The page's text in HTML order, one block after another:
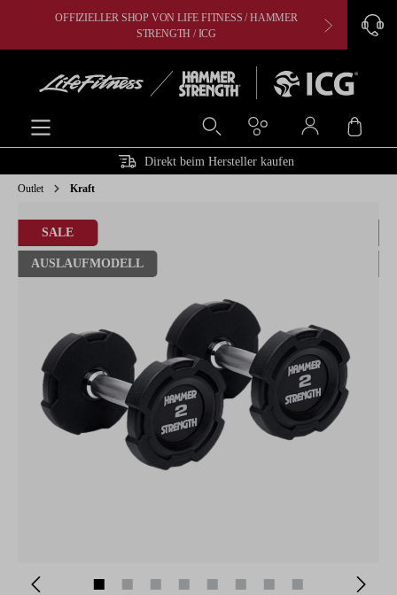
springenOFFIZIELLER SHOP VON LIFE FITNESS / HAMMER
STRENGTH / ICG
Direkt beim Hersteller kaufen
Outlet Kraft
SALE
AUSLAUFMODELL